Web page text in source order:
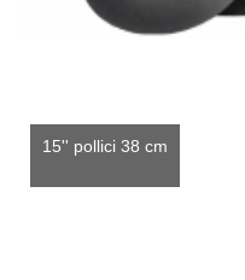
15'' pollici 38 cm